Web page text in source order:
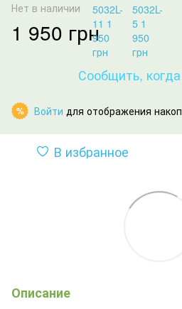
Нет в наличии
1 950 грн
Сообщить,
% Войти для отображения
В избранное
Описание